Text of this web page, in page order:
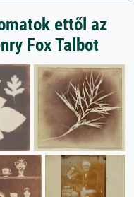
ettől az
Fox Talbot